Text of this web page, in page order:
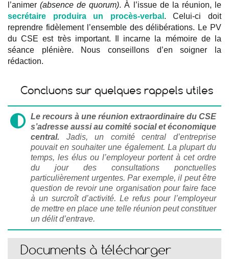
l’animer(absence de quorum). À l’issue de la réunion, le
secrétaire produira un procès-verbal . Celui-ci doit
reprendre fidèlement l’ensemble des délibérations. Le PV
du CSE est très important. Il incarne la mémoire de la
séance plénière. Nous conseillons d’en soigner la
rédaction.
Concluons sur quelques rappels utiles
Le recours à une réunion extraordinaire du CSE
s’adresse aussi au comité social et économique
central. Jadis, un comité central d’entreprise
pouvait en souhaiter une également. La plupart du
temps, les élus ou l’employeur portent à cet ordre
du jour des consultations ponctuelles
particulièrement urgentes. Par exemple, il peut être
question de revoir une organisation pour faire face
à un surcroît d’activité. Le refus pour l’employeur
de mettre en place une telle réunion peut constituer
un délit d’entrave.
Documents à télécharger